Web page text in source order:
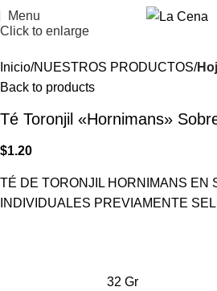
Menu
Click to enlarge
Inicio NUESTROS PRODUCTOS
Back to products
Té Toronjil «Hornimans»
$1.20
TÉ DE TORONJIL HORNIMANS EN
INDIVIDUALES PREVIAMENTE
32 Gr